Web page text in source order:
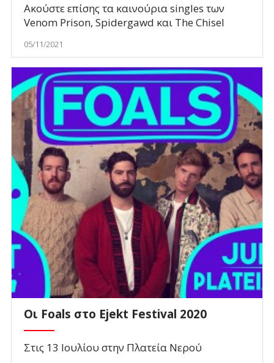
Ακούστε επίσης τα καινούρια singles των
Venom Prison, Spidergawd και The Chisel
05/11/2021
Οι Foals στο Ejekt Festival 2020
Στις 13 Ιουλίου στην Πλατεία Νερού